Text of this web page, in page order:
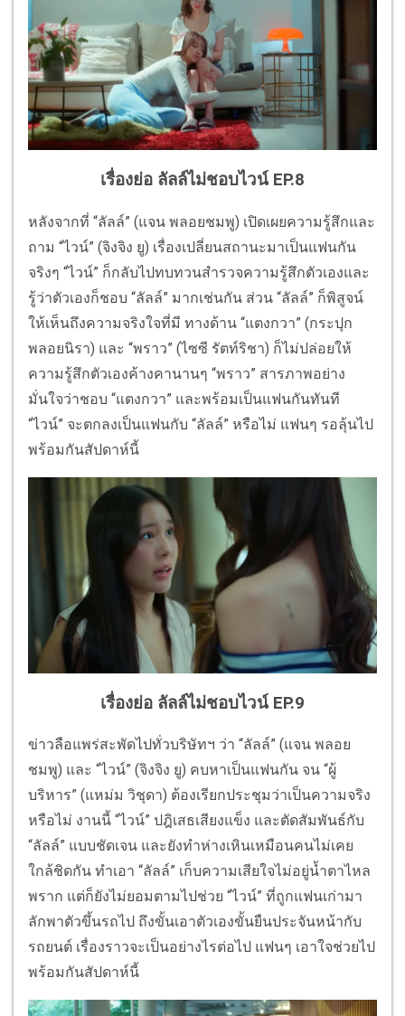
เรื่องย่อ ลัลล์ไม่ชอบไวน์ EP.8
หลังจากที่ “ลัลล์” (แจน พลอยชมพู) เปิดเผยความรู้สึกและ
ถาม “ไวน์” (จิงจิง ยู) เรื่องเปลี่ยนสถานะมาเป็นแฟนกัน
จริงๆ “ไวน์” ก็กลับไปทบทวนสำรวจความรู้สึกตัวเองและ
รู้ว่าตัวเองก็ชอบ “ลัลล์” มากเช่นกัน ส่วน “ลัลล์” ก็พิสูจน์
ให้เห็นถึงความจริงใจที่มี ทางด้าน “แตงกวา” (กระปุก
พลอยนิรา) และ “พราว” (ไซซี รัตท์ริชา) ก็ไม่ปล่อยให้
ความรู้สึกตัวเองค้างคานานๆ “พราว” สารภาพอย่าง
มั่นใจว่าชอบ “แตงกวา” และพร้อมเป็นแฟนกันทันที
“ไวน์” จะตกลงเป็นแฟนกับ “ลัลล์” หรือไม่ แฟนๆ รอลุ้นไป
พร้อมกันสัปดาห์นี้
เรื่องย่อ ลัลล์ไม่ชอบไวน์ EP.9
ข่าวลือแพร่สะพัดไปทั่วบริษัทฯ ว่า “ลัลล์” (แจน พลอย
ชมพู) และ “ไวน์” (จิงจิง ยู) คบหาเป็นแฟนกัน จน “ผู้
บริหาร” (แหม่ม วิชุดา) ต้องเรียกประชุมว่าเป็นความจริง
หรือไม่ งานนี้ “ไวน์” ปฎิเสธเสียงแข็ง และตัดสัมพันธ์กับ
“ลัลล์” แบบชัดเจน และยังทำห่างเหินเหมือนคนไม่เคย
ใกล้ชิดกัน ทำเอา “ลัลล์” เก็บความเสียใจไม่อยู่น้ำตาไหล
พราก แต่ก็ยังไม่ยอมตามไปช่วย “ไวน์” ที่ถูกแฟนเก่ามา
ลักพาตัวขึ้นรถไป ถึงขั้นเอาตัวเองขั้นยืนประจันหน้ากับ
รถยนต์ เรื่องราวจะเป็นอย่างไรต่อไป แฟนๆ เอาใจช่วยไป
พร้อมกันสัปดาห์นี้